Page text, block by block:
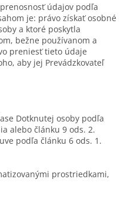
údajov podľa
je: právo získať osobné
a ktoré poskytla
bežne používanom a
preniesť tieto údaje
aby jej Prevádzkovateľ
Dotknutej osoby podľa
alebo článku 9 ods. 2.
podľa článku 6 ods. 1.
prostriedkami,